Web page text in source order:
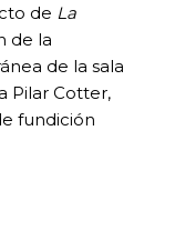
de La
de la
de la sala
Pilar Cotter,
fundición